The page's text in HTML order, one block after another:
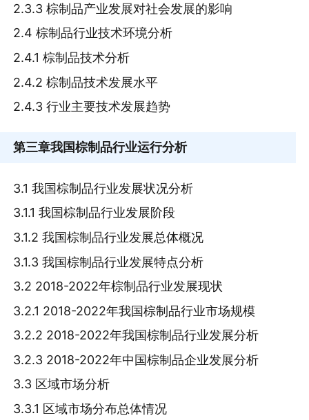
2.3.3 棕制品产业发展对社会发展的影响
2.4 棕制品行业技术环境分析
2.4.1 棕制品技术分析
2.4.2 棕制品技术发展水平
2.4.3 行业主要技术发展趋势
第三章我国棕制品行业运行分析
3.1 我国棕制品行业发展状况分析
3.1.1 我国棕制品行业发展阶段
3.1.2 我国棕制品行业发展总体概况
3.1.3 我国棕制品行业发展特点分析
3.2 2018-2022年棕制品行业发展现状
3.2.1 2018-2022年我国棕制品行业市场规模
3.2.2 2018-2022年我国棕制品行业发展分析
3.2.3 2018-2022年中国棕制品企业发展分析
3.3 区域市场分析
3.3.1 区域市场分布总体情况